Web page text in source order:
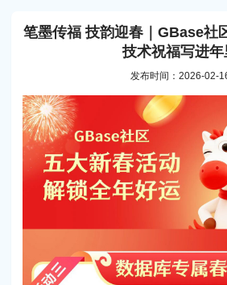
笔墨传福 技韵迎春｜GBase社
技术祝福写进年
发布时间：2026-02-